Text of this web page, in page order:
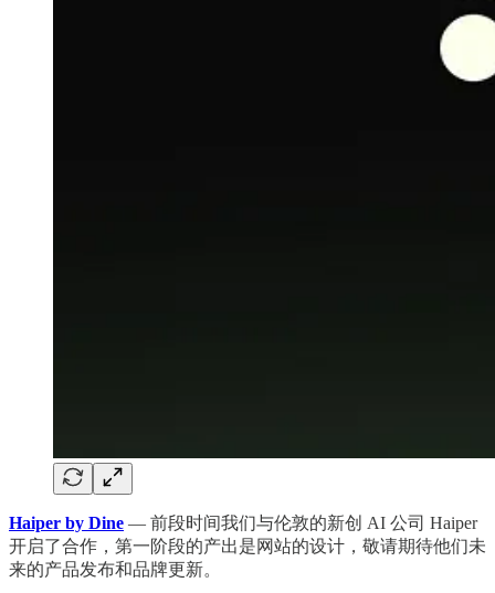
Haiper by Dine — 前段时间我们与伦敦的新创 AI 公司 Haiper
开启了合作，第一阶段的产出是网站的设计，敬请期待他们未
来的产品发布和品牌更新。